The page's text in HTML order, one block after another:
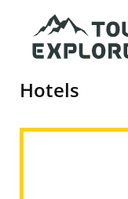
Inhalt
Hotels